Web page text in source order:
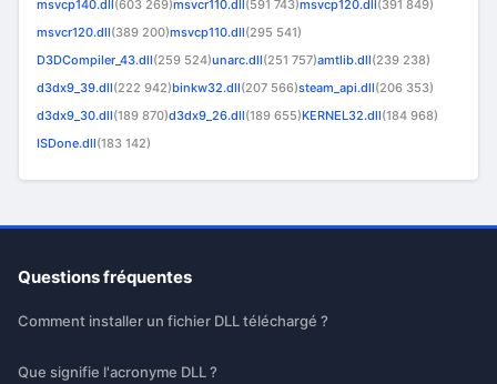
msvcp140.dll(603 269)msvcr110.dll(591 743)msvcp120.dll(391 849)
msvcr120.dll(389 200)msvcp110.dll(295 541)
D3DCompiler_43.dll(259 524)unarc.dll(251 757)amtlib.dll(239 238)
d3dx9_39.dll(222 942)binkw32.dll(207 566)steam_api.dll(206 353)
d3dx9_30.dll(189 870)d3dx9_26.dll(189 655)KERNEL32.dll(184 968)
ISDone.dll(183 142)
Questions fréquentes
Comment installer un fichier DLL téléchargé ?
Que signifie l'acronyme DLL ?